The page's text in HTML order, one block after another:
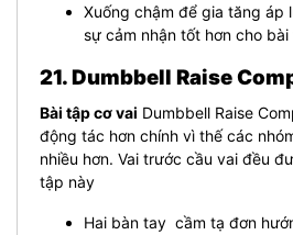
Xuống chậm để gia tăng áp
sự cảm nhận tốt hơn cho bài
21. Dumbbell Raise
Bài tập cơ vai Dumbbell Raise
động tác hơn chính vì thế các
nhiều hơn. Vai trước cầu vai đều
tập này
Hai bàn tay cầm tạ đơn